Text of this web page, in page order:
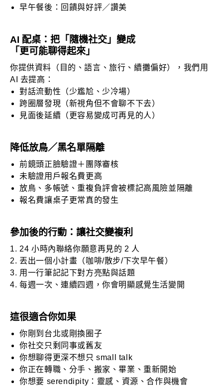
早午餐後：回饋與好評／讚美
AI 配桌：把「隨機社交」變成
「更可能聊得起來」
你提供資料（目的、語言、旅行、續攤偏好），我們用
AI 去提高：
對話流動性（少尷尬、少冷場）
跨圈層發現（新視角但不會聊不下去）
見面後延續（更容易變成可再見的人）
降低放鳥／黑名單隔離
前鏡頭正臉驗證＋團隊審核
未驗證用戶報名費更高
放鳥、多帳號、重複負評會被標記高風險並隔離
報名費讓桌子更常真的發生
參加後的行動：讓社交變複利
24 小時內聯絡你願意再見的 2 人
丟出一個小計畫（咖啡/散步/下次早午餐）
用一行筆記記下對方亮點與話題
每週一次、連續四週，你會明顯感覺生活變開
這很適合你如果
你剛到台北或剛換圈子
你社交只剩同事或舊友
你想聊得更深不想只 small talk
你正在轉職、分手、搬家、畢業、重新開始
你想要 serendipity：靈感、資源、合作與機會